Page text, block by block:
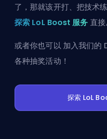
了，那就该开打、把技术
探索 LoL Boost 服务 直
或者你也可以 加入我们的
各种抽奖活动！
探索 LoL